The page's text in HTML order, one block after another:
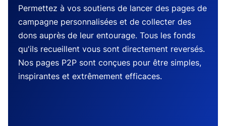
Permettez à vos soutiens de lancer des pages de
campagne personnalisées et de collecter des
dons auprès de leur entourage. Tous les fonds
qu'ils recueillent vous sont directement reversés.
Nos pages P2P sont conçues pour être simples,
inspirantes et extrêmement efficaces.